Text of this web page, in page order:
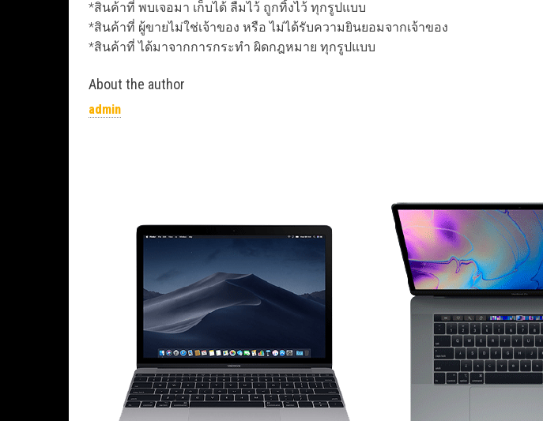
*สินค้าที่ พบเจอมา เก็บได้ ลืมไว้ ถูกทิ้งไว้ ทุกรูปแบบ
*สินค้าที่ ผู้ขายไม่ใช่เจ้าของ หรือ ไม่ได้รับความยินยอมจากเจ้าของ
*สินค้าที่ ได้มาจากการกระทำ ผิดกฎหมาย ทุกรูปแบบ
About the author
admin